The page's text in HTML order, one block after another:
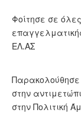
Φοίτησε σε
ΕΛ.ΑΣ
στην
στην Πολιτική